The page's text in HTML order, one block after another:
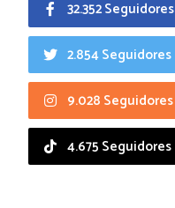
32.352 Seguidores
2.854 Seguidores
9.028 Seguidores
4.675 Seguidores